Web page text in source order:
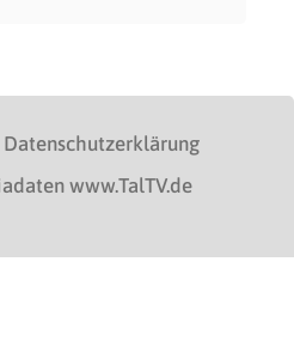
Datenschutzerklärung
www.TalTV.de